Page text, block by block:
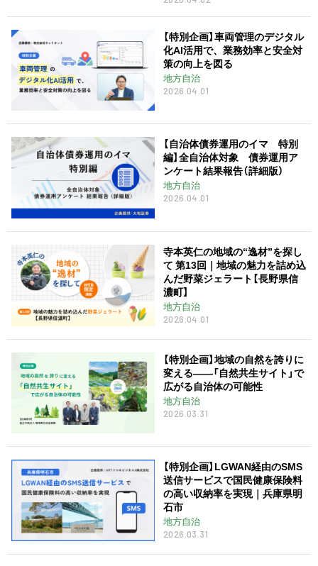
【特別企画】車両管理のデジタル
化AI活用で、業務効率と安全対
策の向上を図る
地方自治
2026.04.01
【自治体債券運用のイマ 特別
編】全自治体対象 債券運用ア
ンケート結果報告（詳細版）
地方自治
2026.04.01
寺本英仁の地域の“逸材”を探し
て 第13回｜地域の魅力を詰め込
んだ野菜ジェラート【長野県信
濃町】
地方自治
2026.04.01
【特別企画】地域の自然を誇りに
変える――「自然共生サイト」で
広がる自治体の可能性
地方自治
2026.03.31
【特別企画】LGWAN経由のSMS
送信サービスで国民健康保険料
の高い収納率を実現｜兵庫県明
石市
地方自治
2026.03.31